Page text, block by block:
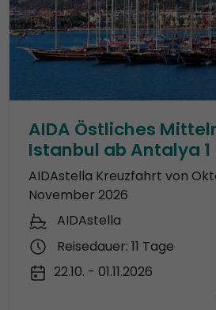
AIDA Östliches
Istanbul ab Antalya 1
AIDAstella Kreuzfahrt von
November 2026
AIDAstella
Reisedauer: 11 Tage
22.10. - 01.11.2026